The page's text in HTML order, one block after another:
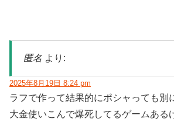
匿名 より:
2025年8月19日 8:24 pm
ラフで作って結果的にポシャっても別
大金使いこんで爆死してるゲームある